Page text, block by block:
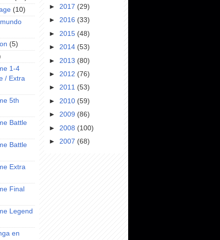
(10)
(5)
1-4
/ Extra
5th
Battle
Battle
Extra
Final
Legend
en
► 2017 (29)
► 2016 (33)
► 2015 (48)
► 2014 (53)
► 2013 (80)
► 2012 (76)
► 2011 (53)
► 2010 (59)
► 2009 (86)
► 2008 (100)
► 2007 (68)